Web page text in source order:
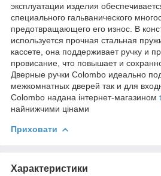
эксплуатации изделия
специального гальванического
предотвращающего его износ. В
используется прочная стальная
кассете, она поддерживает ручку и
провисание, что повышает и
Дверные ручки Colombo идеально
межкомнатных дверей так и для
Colombo надана інтернет-магазином
найнижчими цінами
Приховати
Характеристики